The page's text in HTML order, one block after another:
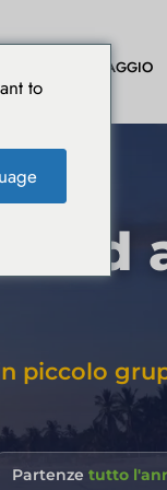
DIARIO DI VIAGGIO
piccolo
Partenze tutto
to